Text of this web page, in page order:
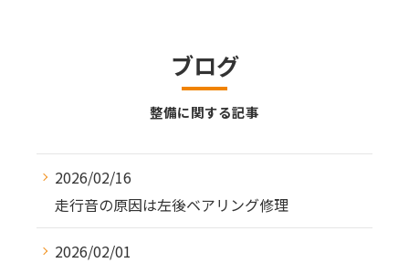
ブログ
整備に関する記事
2026/02/16
走行音の原因は左後ベアリング修理
2026/02/01